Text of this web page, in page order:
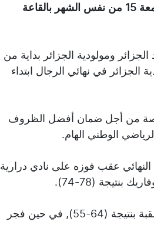
للسيدات والرجال, والذي كان مبرمجا يوم 16 ماي, ليجرى يوم الجمعة 15 من نفس الشهر بالقاعة
ومولودية الجزائر بداية من
الجزائر في نهائي الرجال ابتداء
خاصة من أجل ضمان أفضل الظروف
الوطني الهام.
عقب فوزه على نادي درارية
عند السيدات, تأهلت مولودية الجزائر بعد فوزها على نادي فتيات القبة بنتيجة (64-55), في حين فجر